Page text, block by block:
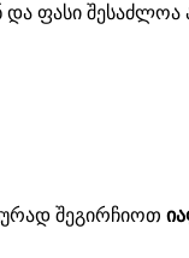
ფასი
შეგირჩიოთ